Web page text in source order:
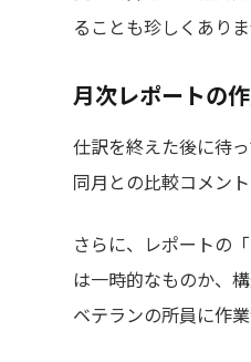
ることも珍しくありま
月次レポートの
仕訳を終えた後に待
同月との比較コメント
さらに、レポートの
は一時的なものか、
ベテランの所員に作